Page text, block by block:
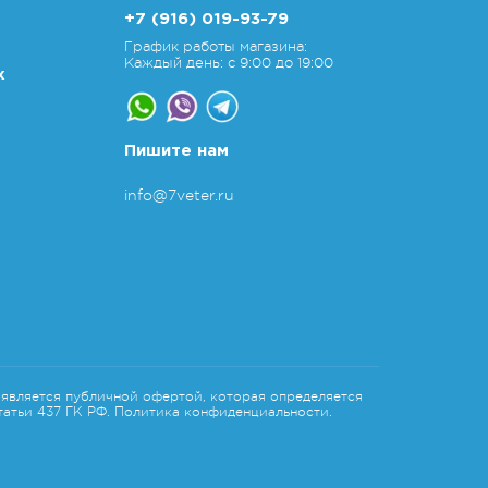
+7 (916) 019-93-79
График работы магазина:
Каждый день: с 9:00 до 19:00
Пишите нам
info@7veter.ru
публичной офертой, которая определяется
437 ГК РФ. Политика конфиденциальности.